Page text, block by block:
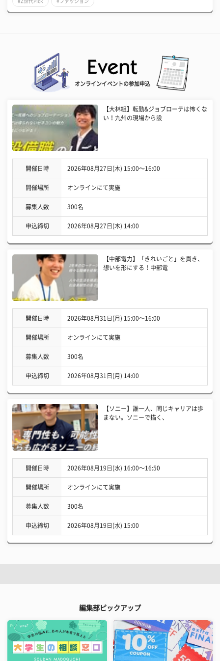
#Z世代Pick #ファッション
オンラインイベントの参加申込
【大林組】転勤&ジョブローテは怖くな
い！九州の現場から設
開催日時 2026年08月27日(木) 15:00〜16:00
開催場所 オンラインにて実施
募集人数 300名
申込締切 2026年08月27日(木) 14:00
【中部電力】「きれいごと」を貫き、
想いを形にする！中部電
開催日時 2026年08月31日(月) 15:00〜16:00
開催場所 オンラインにて実施
募集人数 300名
申込締切 2026年08月31日(月) 14:00
【ソニー】誰一人、同じキャリアは歩
まない。ソニーで描く、
開催日時 2026年08月19日(水) 16:00〜16:50
開催場所 オンラインにて実施
募集人数 300名
申込締切 2026年08月19日(水) 15:00
編集部ピックアップ